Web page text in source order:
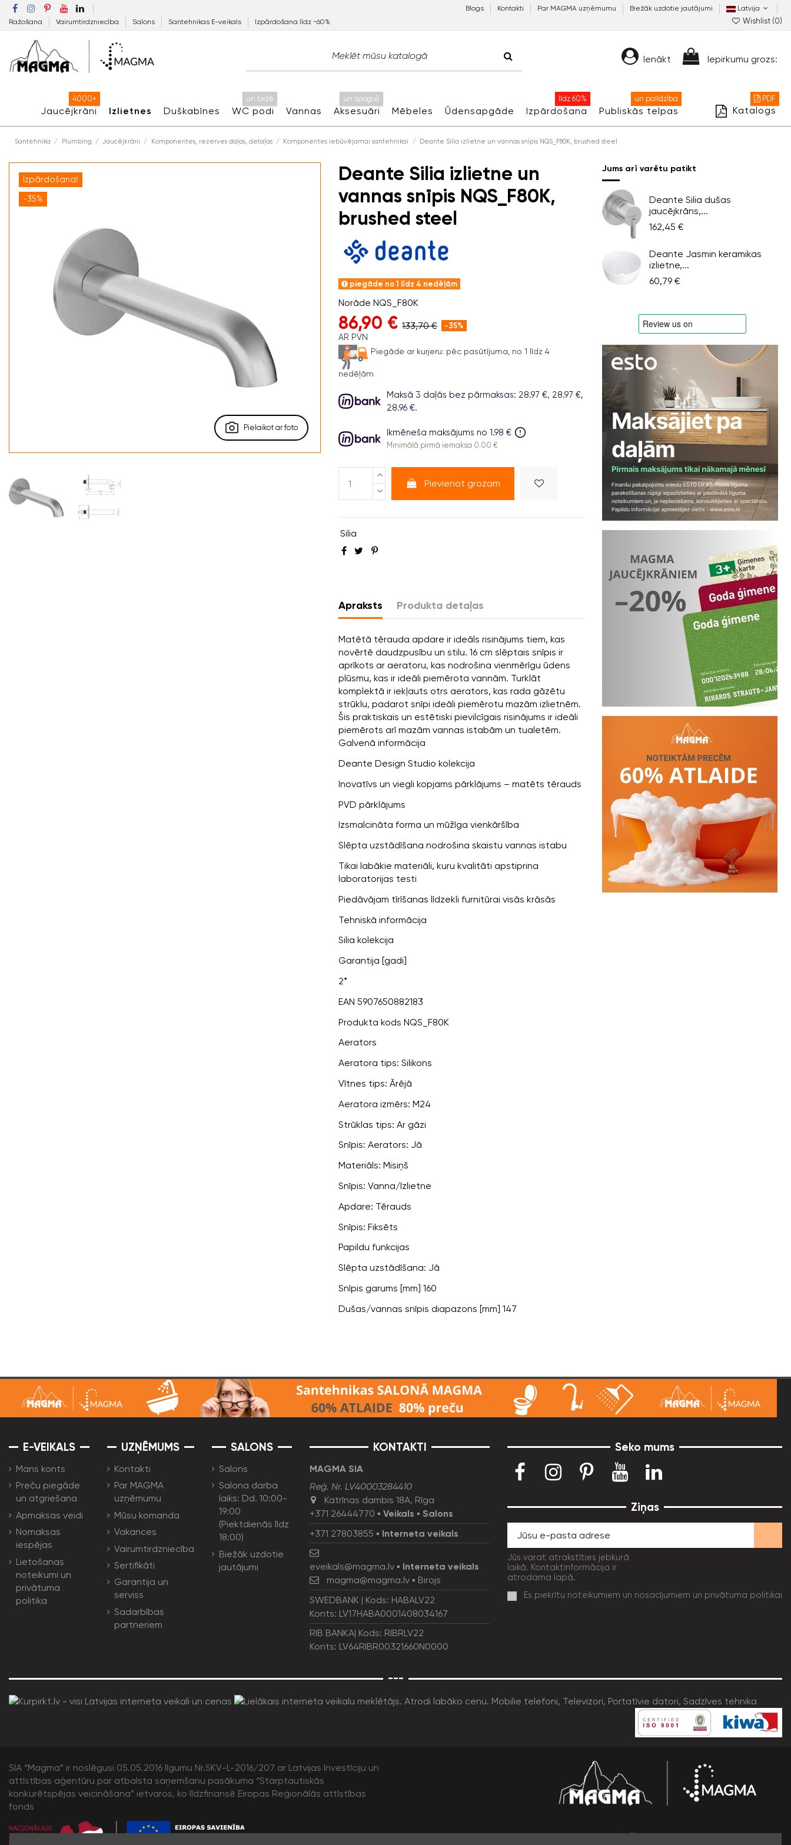
Ražošana Vairumtirdzniecība Salons Santehnikas E-veikals Izpārdošana līdz −60%
Blogs Kontakti Par MAGMA uzņēmumu Biežāk uzdotie jautājumi Latvija
Wishlist (0)
Ienākt Iepirkumu grozs:
Jaucējkrāni
4000+
Izlietnes Duškabīnes WC podi
un bidē
Vannas Aksesuāri
un spoguļi
Mēbeles Ūdensapgāde Izpārdošana
līdz 60%
Publiskās telpas
un palīdzība
Katalogs
PDF
Santehnika Plumbing Jaucējkrāni Komponentes, rezerves daļas, detaļas Komponentes iebūvējamai santehnikai Deante Silia izlietne un vannas snīpis NQS_F80K, brushed steel
Izpārdošana!
-35%
Pielaikot ar foto
Deante Silia izlietne un
vannas snīpis NQS_F80K,
brushed steel
piegāde no 1 līdz 4 nedēļām
Norāde NQS_F80K
86,90 € 133,70 € -35%
AR PVN
Piegāde ar kurjeru: pēc pasūtījuma, no 1 līdz 4
nedēļām
Maksā 3 daļās bez pārmaksas: 28.97 €, 28.97 €,
28.96 €.
Ikmēneša maksājums no 1.98 €
Minimālā pirmā iemaksa 0.00 €
Pievienot grozam
Silia
Apraksts Produkta detaļas
Matētā tērauda apdare ir ideāls risinājums tiem, kas
novērtē daudzpusību un stilu. 16 cm slēptais snīpis ir
aprīkots ar aeratoru, kas nodrošina vienmērīgu ūdens
plūsmu, kas ir ideāli piemērota vannām. Turklāt
komplektā ir iekļauts otrs aerators, kas rada gāzētu
strūklu, padarot snīpi ideāli piemērotu mazām izlietnēm.
Šis praktiskais un estētiski pievilcīgais risinājums ir ideāli
piemērots arī mazām vannas istabām un tualetēm.
Galvenā informācija
Deante Design Studio kolekcija
Inovatīvs un viegli kopjams pārklājums – matēts tērauds
PVD pārklājums
Izsmalcināta forma un mūžīga vienkāršība
Slēpta uzstādīšana nodrošina skaistu vannas istabu
Tikai labākie materiāli, kuru kvalitāti apstiprina
laboratorijas testi
Piedāvājam tīrīšanas līdzekli furnitūrai visās krāsās
Tehniskā informācija
Silia kolekcija
Garantija [gadi]
2*
EAN 5907650882183
Produkta kods NQS_F80K
Aerators
Aeratora tips: Silikons
Vītnes tips: Ārējā
Aeratora izmērs: M24
Strūklas tips: Ar gāzi
Snīpis: Aerators: Jā
Materiāls: Misiņš
Snīpis: Vanna/Izlietne
Apdare: Tērauds
Snīpis: Fiksēts
Papildu funkcijas
Slēpta uzstādīšana: Jā
Snīpis garums [mm] 160
Dušas/vannas snīpis diapazons [mm] 147
Jums arī varētu patikt
Deante Silia dušas
jaucējkrāns,...
162,45 €
Deante Jasmin keramikas
izlietne,...
60,79 €
E-VEIKALS
Mans konts
Preču piegāde
un atgriešana
Apmaksas veidi
Nomaksas
iespējas
Lietošanas
noteikumi un
privātuma
politika
UZŅĒMUMS
Kontakti
Par MAGMA
uzņēmumu
Mūsu komanda
Vakances
Vairumtirdzniecība
Sertifikāti
Garantija un
serviss
Sadarbības
partneriem
SALONS
Salons
Salona darba
laiks: Dd. 10:00-
19:00
(Piektdienās līdz
18:00)
Biežāk uzdotie
jautājumi
KONTAKTI
MAGMA SIA
Reģ. Nr. LV40003284410
Katrīnas dambis 18A, Rīga
+371 26444770 ▪ Veikals ▪ Salons
+371 27803855 ▪ Interneta veikals
eveikals@magma.lv ▪ Interneta veikals
magma@magma.lv▪ Birojs
SWEDBANK | Kods: HABALV22
Konts: LV17HABA0001408034167
RIB BANKA| Kods: RIBRLV22
Konts: LV64RIBR00321660N0000
Seko mums
Ziņas
Jūs varat atrakstīties jebkurā
laikā. Kontaktinformācija ir
atrodama lapā.
Es piekrītu noteikumiem un nosacījumiem un privātuma politikai
---
SIA “Magma” ir noslēgusi 05.05.2016 līgumu Nr.SKV-L-2016/207 ar Latvijas Investīciju un
attīstības aģentūru par atbalsta saņemšanu pasākuma “Starptautiskās
konkurētspējas veicināšana” ietvaros, ko līdzfinansē Eiropas Reģionālās attīstības
fonds